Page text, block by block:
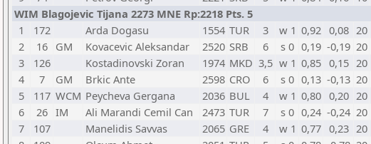
WIM Blagojevic Tijana 2273 MNE Rp:2218 Pts. 5
1
172 Arda Dogasu 1554 TUR 3 w 1 0,92 0,08 20
2
16 GM Kovacevic Aleksandar 2520 SRB 6 s 0 0,19 -0,19 20
3
126 Kostadinovski Zoran 1974 MKD 3,5 w 1 0,85 0,15 20
4
7 GM Brkic Ante 2598 CRO 6 s 0 0,13 -0,13 20
5
117 WCM Peycheva Gergana 2036 BUL 4 w 1 0,80 0,20 20
6
26 IM Ali Marandi Cemil Can 2473 TUR 7 s 0 0,24 -0,24 20
7
107 Manelidis Savvas 2065 GRE 4 w 1 0,77 0,23 20